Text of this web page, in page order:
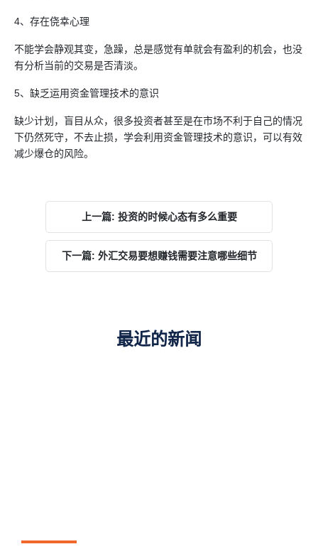
4、存在侥幸心理
不能学会静观其变，急躁，总是感觉有单就会有盈利的机会，也没
有分析当前的交易是否清淡。
5、缺乏运用资金管理技术的意识
缺少计划，盲目从众，很多投资者甚至是在市场不利于自己的情况
下仍然死守，不去止损，学会利用资金管理技术的意识，可以有效
减少爆仓的风险。
上一篇: 投资的时候心态有多么重要
下一篇: 外汇交易要想赚钱需要注意哪些细节
最近的新闻